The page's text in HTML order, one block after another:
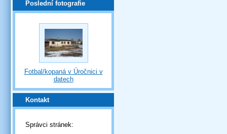
Poslední fotografie
Fotbal/kopaná v Úročnici v
datech
Kontakt
Správci stránek: